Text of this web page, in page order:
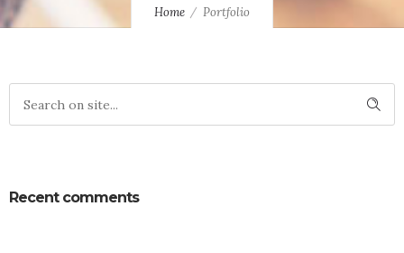
Home Portfolio
Recent comments